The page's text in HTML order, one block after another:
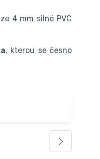
4 mm silné PVC
, kterou se česno